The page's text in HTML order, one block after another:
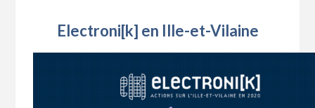
Electroni[k] en Ille-et-Vilaine